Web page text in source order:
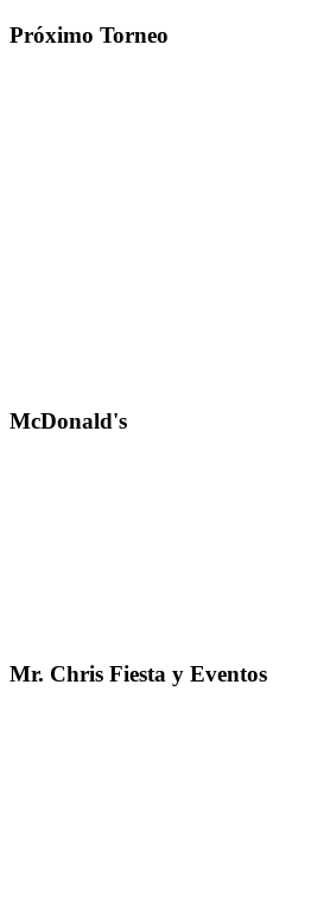
Próximo Torneo
McDonald's
Mr. Chris Fiesta y Eventos